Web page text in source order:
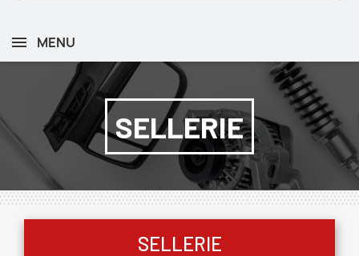
MENU
SELLERIE
SELLERIE